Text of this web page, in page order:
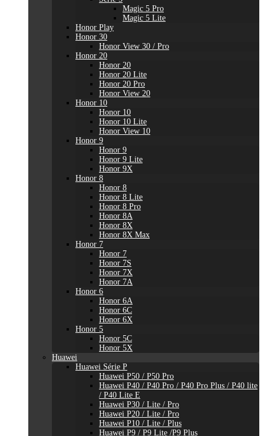
Magic 5 Pro
Magic 5 Lite
Honor Play
Honor 30
Honor View 30 / Pro
Honor 20
Honor 20
Honor 20 Lite
Honor 20 Pro
Honor View 20
Honor 10
Honor 10
Honor 10 Lite
Honor View 10
Honor 9
Honor 9
Honor 9 Lite
Honor 9X
Honor 8
Honor 8
Honor 8 Lite
Honor 8 Pro
Honor 8A
Honor 8X
Honor 8X Max
Honor 7
Honor 7
Honor 7S
Honor 7X
Honor 7A
Honor 6
Honor 6A
Honor 6C
Honor 6X
Honor 5
Honor 5C
Honor 5X
Huawei
Huawei Série P
Huawei P50 / P50 Pro
Huawei P40 / P40 Pro / P40 Pro Plus / P40 lite
/ P40 Lite E
Huawei P30 / Lite / Pro
Huawei P20 / Lite / Pro
Huawei P10 / Lite / Plus
Huawei P9 / P9 Lite /P9 Plus